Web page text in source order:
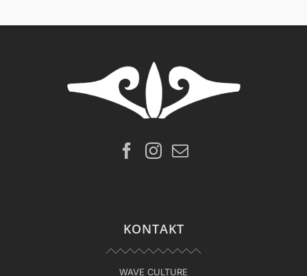
Teneriffa: Die
Surfguide für
von Portugal
KONTAKT
WAVE CULTURE